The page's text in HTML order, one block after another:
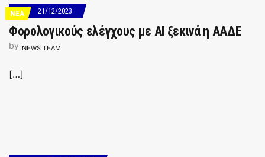
ΝΕΑ 21/12/2023
Φορολογικούς ελέγχους με AI ξεκινά η ΑΑΔΕ
by NEWS TEAM
[…]